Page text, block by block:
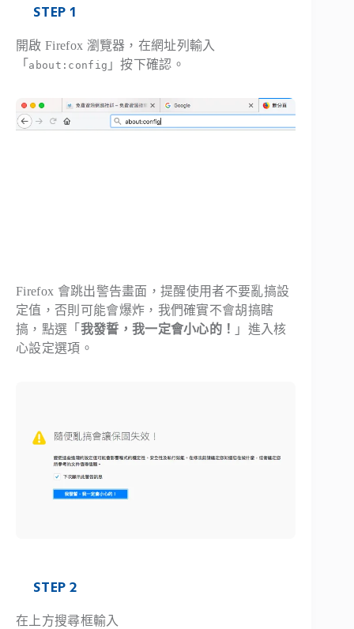
STEP 1
開啟 Firefox 瀏覽器，在網址列輸入
「 about:config 」按下確認。
Firefox 會跳出警告畫面，提醒使用者不要亂搞設
定值，否則可能會爆炸，我們確實不會胡搞瞎
搞，點選「 我發誓，我一定會小心的！ 」進入核
心設定選項。
STEP 2
在上方搜尋框輸入